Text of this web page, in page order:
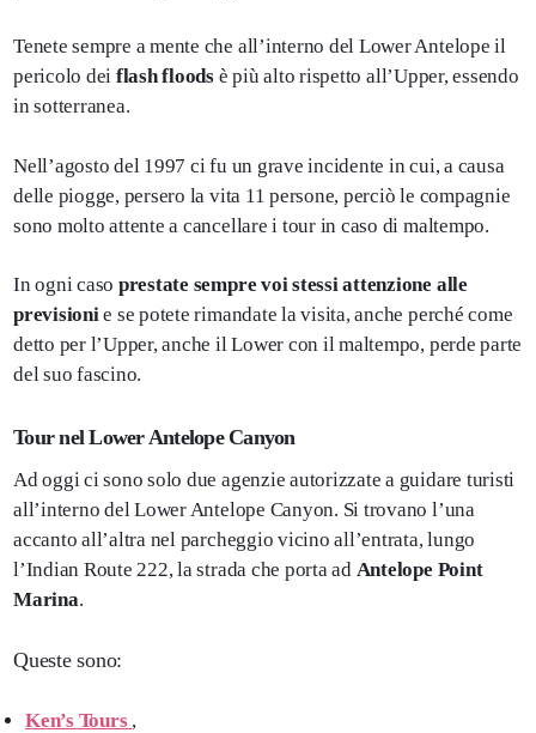
Tenete sempre a mente che all’interno del Lower Antelope il
pericolo dei flash floods è più alto rispetto all’Upper, essendo
in sotterranea.
Nell’agosto del 1997 ci fu un grave incidente in cui, a causa
delle piogge, persero la vita 11 persone, perciò le compagnie
sono molto attente a cancellare i tour in caso di maltempo.
In ogni caso prestate sempre voi stessi attenzione alle
previsionie se potete rimandate la visita, anche perché come
detto per l’Upper, anche il Lower con il maltempo, perde parte
del suo fascino.
Tour nel Lower Antelope Canyon
Ad oggi ci sono solo due agenzie autorizzate a guidare turisti
all’interno del Lower Antelope Canyon. Si trovano l’una
accanto all’altra nel parcheggio vicino all’entrata, lungo
l’Indian Route 222, la strada che porta ad Antelope Point
Marina.
Queste sono:
Ken’s Tours ,